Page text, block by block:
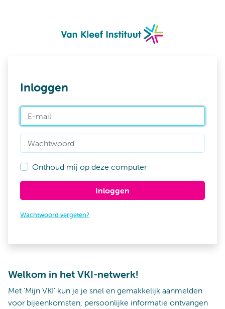
Inloggen
E-mail
Wachtwoord
Onthoud mij op deze computer
Inloggen
Wachtwoord vergeten?
Welkom in het VKI-netwerk!
Met 'Mijn VKI' kun je je snel en gemakkelijk aanmelden
voor bijeenkomsten, persoonlijke informatie ontvangen